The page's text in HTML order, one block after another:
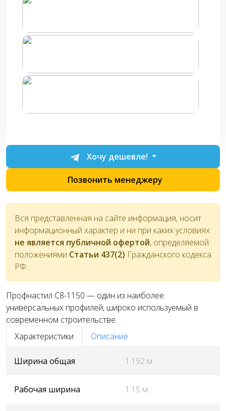
Хочу дешевле!
Позвонить менеджеру
Вся представленная на сайте информация, носит
информационный характер и ни при каких условиях
не является публичной офертой, определяемой
положениями Статьи 437(2) Гражданского кодекса
РФ.
Профнастил С8-1150 — один из наиболее
универсальных профилей, широко используемый в
современном строительстве.
Характеристики
Описание
Ширина общая 1.192 м
Рабочая ширина 1.15 м.